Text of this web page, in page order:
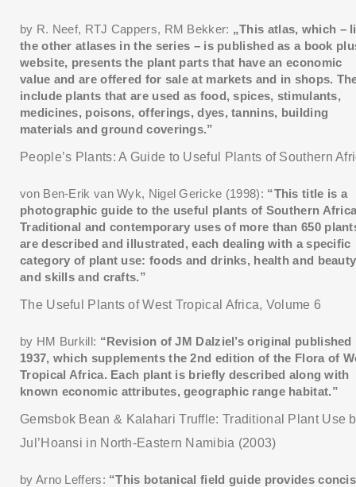
by R. Neef,‎ RTJ Cappers,‎ RM Bekker: „This atlas, which –
the other atlases in the series – is published as a book
website, presents the plant parts that have an economic
value and are offered for sale at markets and in shops.
include plants that are used as food, spices, stimulants,
medicines, poisons, offerings, dyes, tannins, building
materials and ground coverings.”
People’s Plants: A Guide to Useful Plants of Southern
von Ben-Erik van Wyk,‎ Nigel Gericke (1998): “This title is a
photographic guide to the useful plants of Southern
Traditional and contemporary uses of more than 650
are described and illustrated, each dealing with a specific
category of plant use: foods and drinks, health and
and skills and crafts.”
The Useful Plants of West Tropical Africa, Volume 6
by HM Burkill: “Revision of JM Dalziel’s original published
1937, which supplements the 2nd edition of the Flora of
Tropical Africa. Each plant is briefly described along with
known economic attributes, geographic range habitat.”
Gemsbok Bean & Kalahari Truffle: Traditional Plant Use
Jul’Hoansi in North-Eastern Namibia (2003)
by Arno Leffers: “This botanical field guide provides